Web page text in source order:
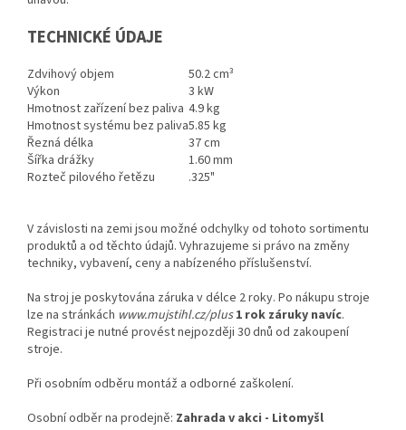
TECHNICKÉ ÚDAJE
Zdvihový objem
50.2 cm³
Výkon
3 kW
Hmotnost zařízení bez paliva 4.9 kg
Hmotnost systému bez paliva5.85 kg
Řezná délka
37 cm
Šířka drážky
1.60 mm
Rozteč pilového řetězu
.325"
V závislosti na zemi jsou možné odchylky od tohoto sortimentu
produktů a od těchto údajů. Vyhrazujeme si právo na změny
techniky, vybavení, ceny a nabízeného příslušenství.
Na stroj je poskytována záruka v délce 2 roky. Po nákupu stroje
lze na stránkách www.mujstihl.cz/plus 1 rok záruky navíc.
Registraci je nutné provést nejpozději 30 dnů od zakoupení
stroje.
Při osobním odběru montáž a odborné zaškolení.
Osobní odběr na prodejně: Zahrada v akci - Litomyšl